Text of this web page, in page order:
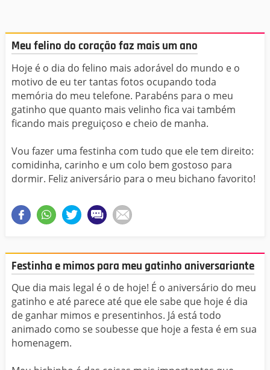
Meu felino do coração faz mais um ano
Hoje é o dia do felino mais adorável do mundo e o
motivo de eu ter tantas fotos ocupando toda
memória do meu telefone. Parabéns para o meu
gatinho que quanto mais velinho fica vai também
ficando mais preguiçoso e cheio de manha.
Vou fazer uma festinha com tudo que ele tem direito:
comidinha, carinho e um colo bem gostoso para
dormir. Feliz aniversário para o meu bichano favorito!
Festinha e mimos para meu gatinho aniversariante
Que dia mais legal é o de hoje! É o aniversário do meu
gatinho e até parece até que ele sabe que hoje é dia
de ganhar mimos e presentinhos. Já está todo
animado como se soubesse que hoje a festa é em sua
homenagem.